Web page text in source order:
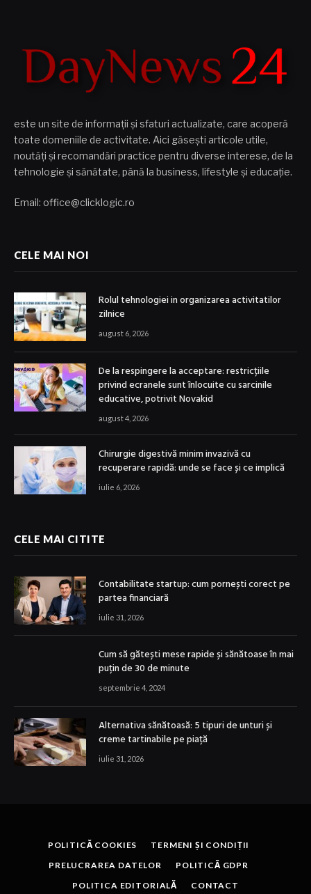
este un site de informații și sfaturi actualizate, care acoperă
toate domeniile de activitate. Aici găsești articole utile,
noutăți și recomandări practice pentru diverse interese, de la
tehnologie și sănătate, până la business, lifestyle și educație.
Email: office@clicklogic.ro
CELE MAI NOI
Rolul tehnologiei in organizarea activitatilor
zilnice
august 6, 2026
De la respingere la acceptare: restricțiile
privind ecranele sunt înlocuite cu sarcinile
educative, potrivit Novakid
august 4, 2026
Chirurgie digestivă minim invazivă cu
recuperare rapidă: unde se face și ce implică
iulie 6, 2026
CELE MAI CITITE
Contabilitate startup: cum pornești corect pe
partea financiară
iulie 31, 2026
Cum să gătești mese rapide și sănătoase în mai
puțin de 30 de minute
septembrie 4, 2024
Alternativa sănătoasă: 5 tipuri de unturi și
creme tartinabile pe piață
iulie 31, 2026
POLITICĂ COOKIES
TERMENI ȘI CONDIȚII
PRELUCRAREA DATELOR
POLITICĂ GDPR
POLITICA EDITORIALĂ
CONTACT